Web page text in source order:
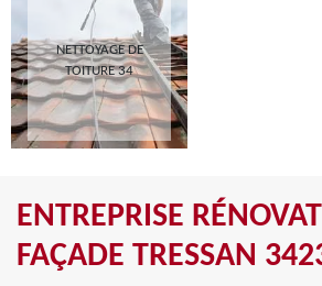
NETTOYAGE DE
TOITURE 34
ENTREPRISE
FAÇADE TRESSAN